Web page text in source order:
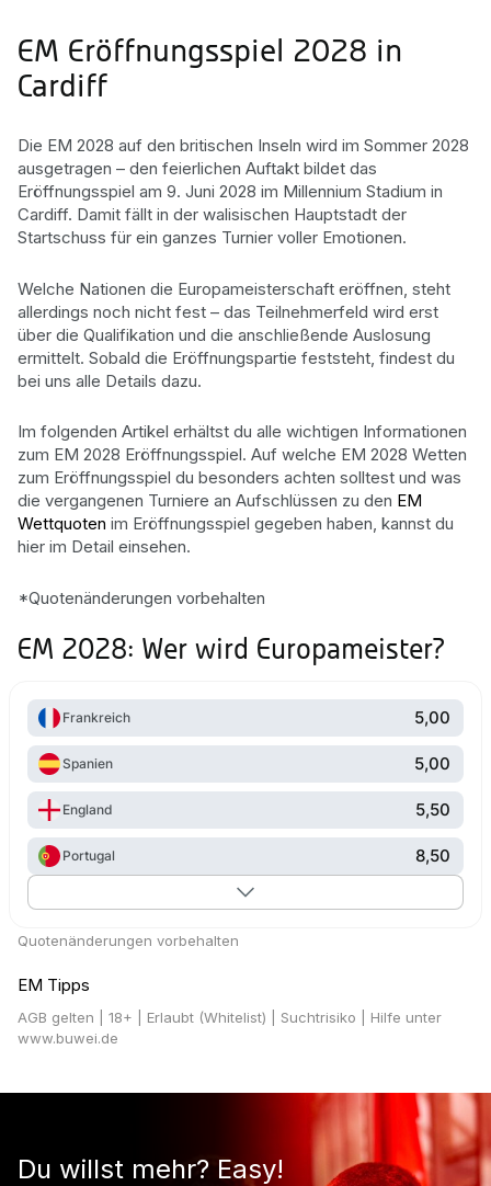
EM Eröffnungsspiel 2028 in
Cardiff
Die EM 2028 auf den britischen Inseln wird im Sommer 2028
ausgetragen – den feierlichen Auftakt bildet das
Eröffnungsspiel am 9. Juni 2028 im Millennium Stadium in
Cardiff. Damit fällt in der walisischen Hauptstadt der
Startschuss für ein ganzes Turnier voller Emotionen.
Welche Nationen die Europameisterschaft eröffnen, steht
allerdings noch nicht fest – das Teilnehmerfeld wird erst
über die Qualifikation und die anschließende Auslosung
ermittelt. Sobald die Eröffnungspartie feststeht, findest du
bei uns alle Details dazu.
Im folgenden Artikel erhältst du alle wichtigen Informationen
zum EM 2028 Eröffnungsspiel. Auf welche EM 2028 Wetten
zum Eröffnungsspiel du besonders achten solltest und was
die vergangenen Turniere an Aufschlüssen zu den EM
Wettquoten im Eröffnungsspiel gegeben haben, kannst du
hier im Detail einsehen.
*Quotenänderungen vorbehalten
EM 2028: Wer wird Europameister?
Frankreich 5,00
Spanien 5,00
England 5,50
Portugal 8,50
Quotenänderungen vorbehalten
EM Tipps
AGB gelten | 18+ | Erlaubt (Whitelist) | Suchtrisiko | Hilfe unter
www.buwei.de
Du willst mehr? Easy!